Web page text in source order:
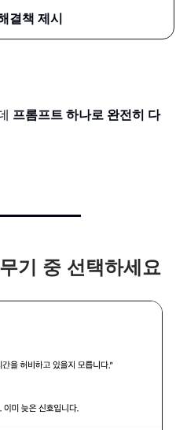
결책 제시
프롬프트 하나로 완전히 다
기 중 선택하세요